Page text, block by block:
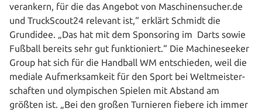
verankern, für die das Angebot von Maschinensucher.de
und TruckScout24 relevant ist,“ erklärt Schmidt die
Grundidee. „Das hat mit dem Spon­so­ring im Darts sowie
Fußball bereits sehr gut funk­tio­niert.“ Die Machine­seeker
Group hat sich für die Handball WM ent­schie­den, weil die
mediale Auf­merk­sam­keit für den Sport bei Welt­meis­ter­
schaf­ten und olym­pi­schen Spielen mit Abstand am
größten ist. „Bei den großen Turnieren fiebere ich immer